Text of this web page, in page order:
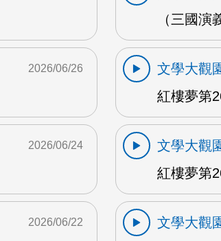
（三國
2026/06/26
文學大觀
紅樓夢第
2026/06/24
文學大觀
紅樓夢第
2026/06/22
文學大觀